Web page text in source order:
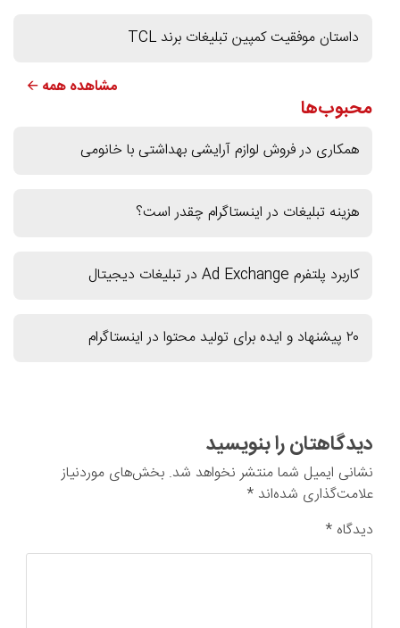
داستان موفقیت کمپین تبلیغات برند TCL
مشاهده همه 🡨
محبوب‌ها
همکاری در فروش لوازم آرایشی بهداشتی با خانومی
هزینه تبلیغات در اینستاگرام چقدر است؟
کاربرد پلتفرم Ad Exchange در تبلیغات دیجیتال
۲۰ پیشنهاد و ایده برای تولید محتوا در اینستاگرام
دیدگاهتان را بنویسید
نشانی ایمیل شما منتشر نخواهد شد. بخش‌های موردنیاز
علامت‌گذاری شده‌اند *
دیدگاه *